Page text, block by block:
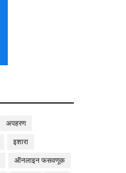
अपहरण
इशारा
ऑनलाइन फसवणूक